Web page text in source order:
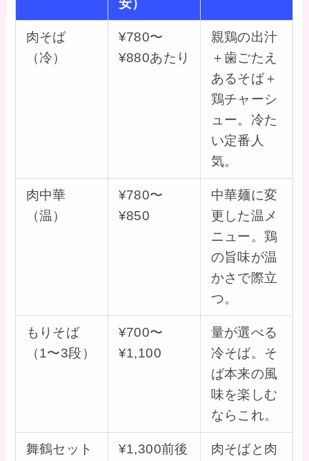
肉そば
（冷）
¥780〜
¥880あたり
親鶏の出汁
＋歯ごたえ
あるそば＋
鶏チャーシ
ュー。冷た
い定番人
気。
肉中華
（温）
¥780〜
¥850
中華麺に変
更した温メ
ニュー。鶏
の旨味が温
かさで際立
つ。
もりそば
（1〜3段）
¥700〜
¥1,100
量が選べる
冷そば。そ
ば本来の風
味を楽しむ
ならこれ。
舞鶴セット
¥1,300前後
肉そばと肉